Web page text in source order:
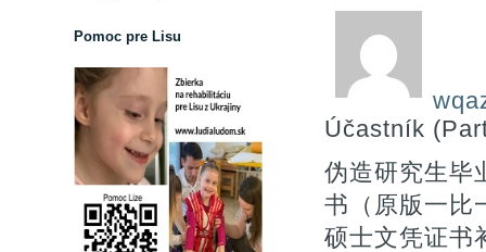
Pomoc pre Lisu
Účastník
伪造研究生毕
书（原版一比
硕士文凭证书